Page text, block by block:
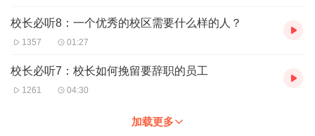
校长必听8：一个优秀的校区需要什么样的人？
1357 01:27
校长必听7：校长如何挽留要辞职的员工
1261 04:30
加载更多